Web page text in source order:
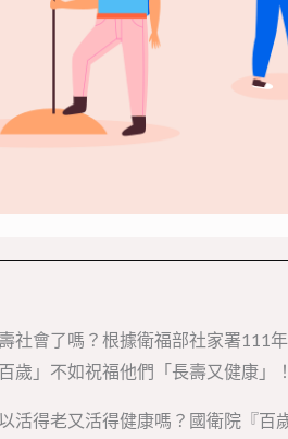
社會了嗎？根據衛福部社家署111
歲」不如祝福他們「長壽又健康」！
活得老又活得健康嗎？國衛院『